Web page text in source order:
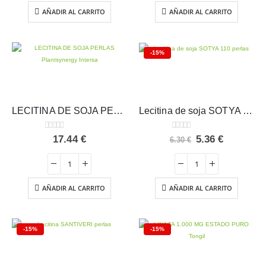
AÑADIR AL CARRITO AÑADIR AL CARRITO
LECITINA DE SOJA PERLAS Plantsynergy – Intersa
out of 5
17.44 €
AÑADIR AL CARRITO
-15%
Lecitina de soja SOTYA 110 perlas
0 out of 5
6.30€ El
original
era:
6.30 €.
5.36€El
5.36 €.
AÑADIR AL CARRITO
-15% -15%